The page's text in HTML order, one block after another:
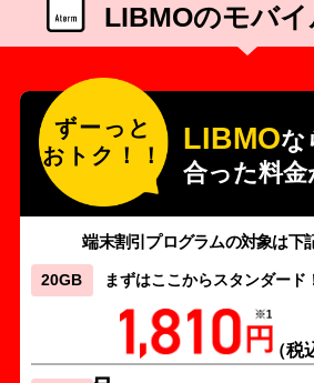
LIBMOのモバ
ずーっと
おトク！！
LIBMOな
合った料金
端末割引プログラムの対象は下
20GB まずはここからスタンダード
（税